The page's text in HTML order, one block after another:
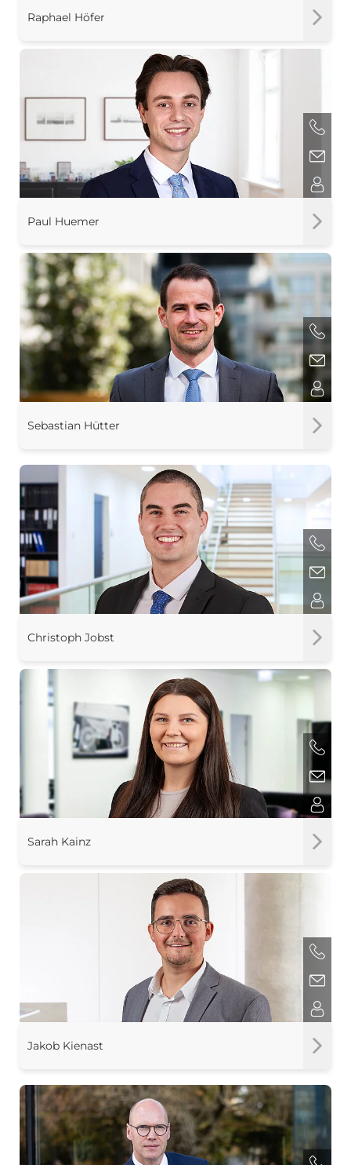
Raphael Höfer
Paul Huemer
Sebastian Hütter
Christoph Jobst
Sarah Kainz
Jakob Kienast